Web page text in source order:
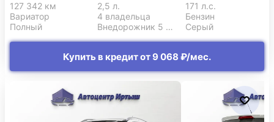
127 342 км 2,5 л.
171 л.с.
Вариатор
4 владельца
Бензин
Полный
Внедорожник 5 дв. Серый
Купить в кредит от 9 068 ₽/мес.